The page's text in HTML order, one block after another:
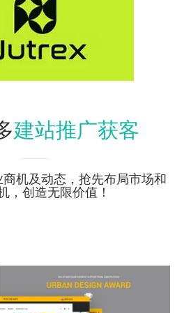
建站推广获客
机及动态，抢先布局市场和
，创造无限价值！